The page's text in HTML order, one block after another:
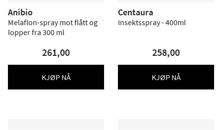
Anibio
Melaflon-spray mot flått og
lopper fra 300 ml
261,00
KJØP NÅ
Centaura
Insektsspray - 400ml
258,00
KJØP NÅ